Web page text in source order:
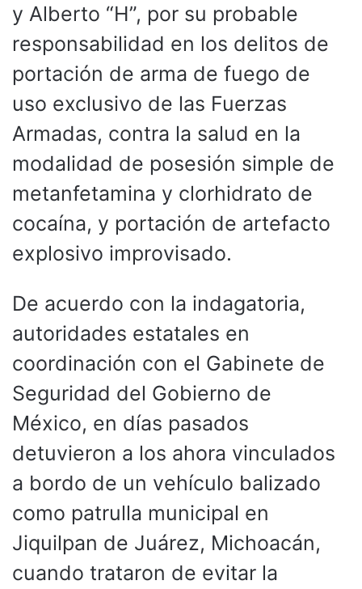
y Alberto “H”, por su probable
responsabilidad en los delitos de
portación de arma de fuego de
uso exclusivo de las Fuerzas
Armadas, contra la salud en la
modalidad de posesión simple de
metanfetamina y clorhidrato de
cocaína, y portación de artefacto
explosivo improvisado.
De acuerdo con la indagatoria,
autoridades estatales en
coordinación con el Gabinete de
Seguridad del Gobierno de
México, en días pasados
detuvieron a los ahora vinculados
a bordo de un vehículo balizado
como patrulla municipal en
Jiquilpan de Juárez, Michoacán,
cuando trataron de evitar la